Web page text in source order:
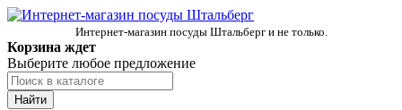
Интернет-магазин посуды Штальберг и не только.
Корзина ждет
Выберите любое предложение
Найти